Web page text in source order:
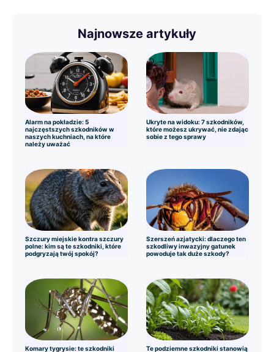
Najnowsze artykuły
Alarm na pokładzie: 5
najczęstszych szkodników w
naszych kuchniach, na które
należy uważać
Ukryte na widoku: 7 szkodników,
które możesz ukrywać, nie zdając
sobie z tego sprawy
Szczury miejskie kontra szczury
polne: kim są te szkodniki, które
podgryzają twój spokój?
Szerszeń azjatycki: dlaczego ten
szkodliwy inwazyjny gatunek
powoduje tak duże szkody?
Komary tygrysie: te szkodniki
Te podziemne szkodniki stanowią